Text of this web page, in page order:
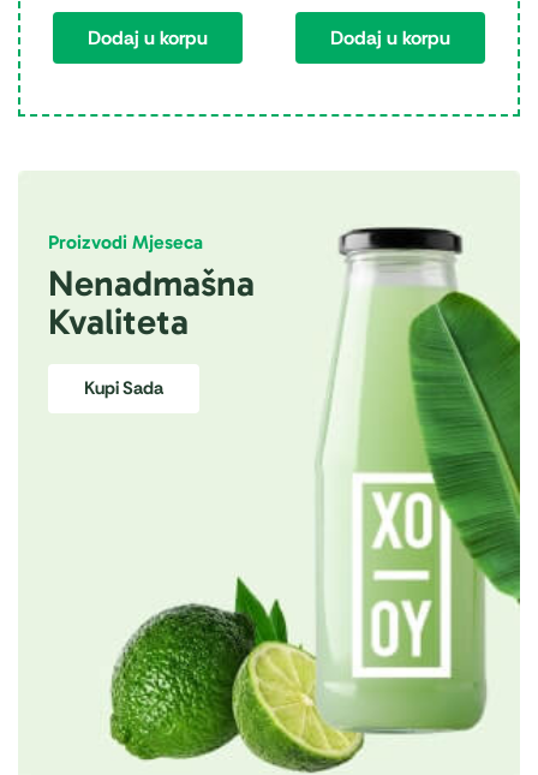
Dodaj u korpu Dodaj u korpu
Proizvodi Mjeseca
Nenadmašna
Kvaliteta
Kupi Sada